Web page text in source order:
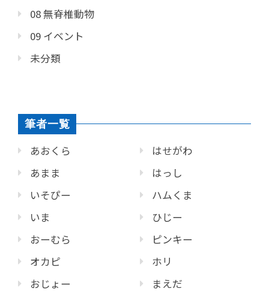
08 無脊椎動物
09 イベント
未分類
筆者一覧
あおくら
あまま
いそぴー
いま
おーむら
オカピ
おじょー
はせがわ
はっし
ハムくま
ひじー
ピンキー
ホリ
まえだ